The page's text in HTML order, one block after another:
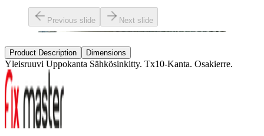
Previous slide Next slide
Product Description Dimensions
Yleisruuvi Uppokanta Sähkösinkitty. Tx10-Kanta. Osakierre.